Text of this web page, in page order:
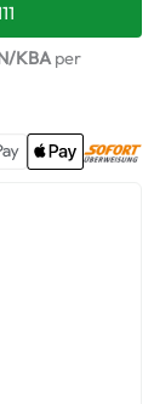
KBAper